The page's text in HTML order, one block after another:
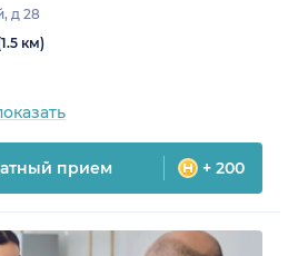
д 28
км)
прием + 200